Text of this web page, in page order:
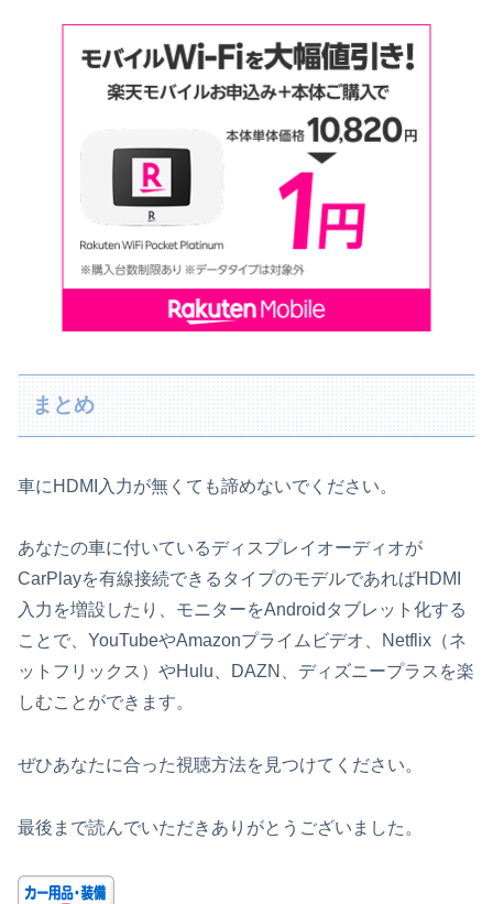
まとめ
車にHDMI入力が無くても諦めないでください。
あなたの車に付いているディスプレイオーディオが
CarPlayを有線接続できるタイプのモデルであればHDMI
入力を増設したり、モニターをAndroidタブレット化する
ことで、YouTubeやAmazonプライムビデオ、Netflix（ネ
ットフリックス）やHulu、DAZN、ディズニープラスを楽
しむことができます。
ぜひあなたに合った視聴方法を見つけてください。
最後まで読んでいただきありがとうございました。